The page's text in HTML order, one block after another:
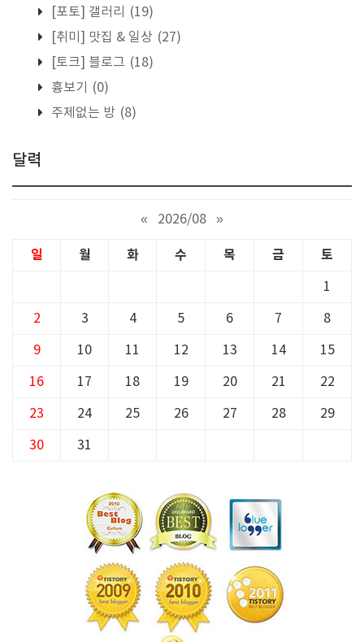
[포토] 갤러리
(19)
[취미] 맛집 & 일상 (27)
[토크] 블로그 (18)
흉보기
(0)
주제없는 방 (8)
달력
« 2026/08 »
일 월 화 수 목 금 토
1
2 3 4 5 6 7 8
9 10 11 12 13 14 15
16 17 18 19 20 21 22
23 24 25 26 27 28 29
30 31